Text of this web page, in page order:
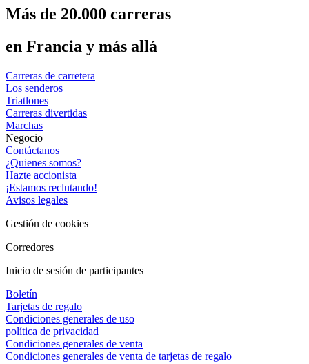
Más de 20.000 carreras
en Francia y más allá
Carreras de carretera
Los senderos
Triatlones
Carreras divertidas
Marchas
Negocio
Contáctanos
¿Quienes somos?
Hazte accionista
¡Estamos reclutando!
Avisos legales
Gestión de cookies
Corredores
Inicio de sesión de participantes
Boletín
Tarjetas de regalo
Condiciones generales de uso
política de privacidad
Condiciones generales de venta
Condiciones generales de venta de tarjetas de regalo